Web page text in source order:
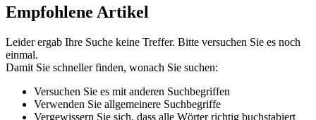
Empfohlene Artikel
Leider ergab Ihre Suche keine Treffer. Bitte versuchen Sie es noch
einmal.
Damit Sie schneller finden, wonach Sie suchen:
Versuchen Sie es mit anderen Suchbegriffen
Verwenden Sie allgemeinere Suchbegriffe
Vergewissern Sie sich, dass alle Wörter richtig buchstabiert